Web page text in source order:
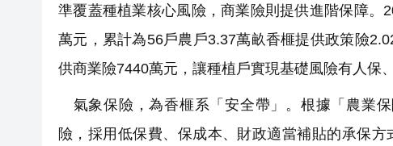
準覆蓋種植業核心風險，商業險則提供進階保障
萬元，累計為56戶農戶3.37萬畝香榧提供政策險
供商業險7440萬元，讓種植戶實現基礎風險有人保
氣象保險，為香榧系「安全帶」。根據「農業
險，採用低保費、保成本、財政適當補貼的承保